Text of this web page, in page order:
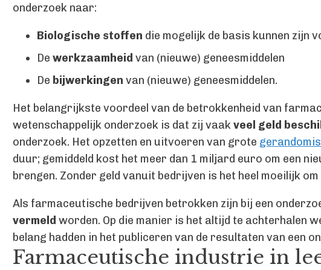
onderzoek naar:
Biologische stoffen die mogelijk de basis kunnen zijn
De werkzaamheid van (nieuwe) geneesmiddelen
De bijwerkingen van (nieuwe) geneesmiddelen.
Het belangrijkste voordeel van de betrokkenheid van
wetenschappelijk onderzoek is dat zij vaakveel geld
onderzoek. Het opzetten en uitvoeren van grote
duur; gemiddeld kost het meer dan 1 miljard euro om een
brengen. Zonder geld vanuit bedrijven is het heel moeilijk
Als farmaceutische bedrijven betrokken zijn bij een
vermeld worden. Op die manier is het altijd te achterhalen
belang hadden in het publiceren van de resultaten van een
Farmaceutische industrie in